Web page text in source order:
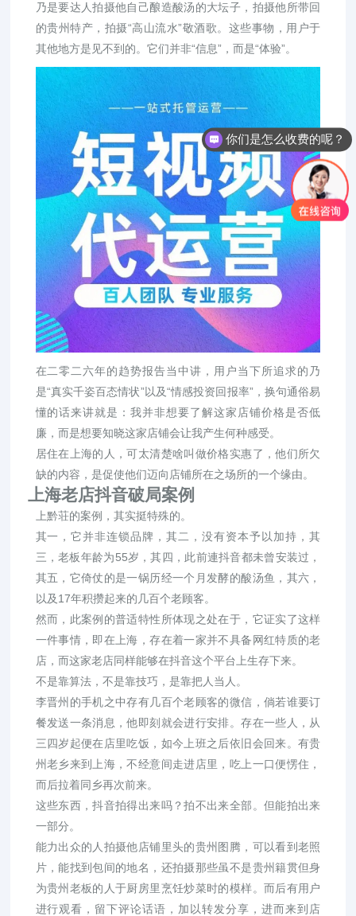
乃是要达人拍摄他自己酿造酸汤的大坛子，拍摄他所带回
的贵州特产，拍摄“高山流水”敬酒歌。这些事物，用户于
其他地方是见不到的。它们并非“信息”，而是“体验”。
在二零二六年的趋势报告当中讲，用户当下所追求的乃
是“真实千姿百态情状”以及“情感投资回报率”，换句通俗易
懂的话来讲就是：我并非想要了解这家店铺价格是否低
廉，而是想要知晓这家店铺会让我产生何种感受。
居住在上海的人，可太清楚啥叫做价格实惠了，他们所欠
缺的内容，是促使他们迈向店铺所在之场所的一个缘由。
上海老店抖音破局案例
上黔荘的案例，其实挺特殊的。
其一，它并非连锁品牌，其二，没有资本予以加持，其
三，老板年龄为55岁，其四，此前連抖音都未曾安装过，
其五，它倚仗的是一锅历经一个月发酵的酸汤鱼，其六，
以及17年积攒起来的几百个老顾客。
然而，此案例的普适特性所体现之处在于，它证实了这样
一件事情，即在上海，存在着一家并不具备网红特质的老
店，而这家老店同样能够在抖音这个平台上生存下来。
不是靠算法，不是靠技巧，是靠把人当人。
李晋州的手机之中存有几百个老顾客的微信，倘若谁要订
餐发送一条消息，他即刻就会进行安排。存在一些人，从
三四岁起便在店里吃饭，如今上班之后依旧会回来。有贵
州老乡来到上海，不经意间走进店里，吃上一口便愣住，
而后拉着同乡再次前来。
这些东西，抖音拍得出来吗？拍不出来全部。但能拍出来
一部分。
能力出众的人拍摄他店铺里头的贵州图腾，可以看到老照
片，能找到包间的地名，还拍摄那些虽不是贵州籍贯但身
为贵州老板的人于厨房里烹饪炒菜时的模样。而后有用户
进行观看，留下评论话语，加以转发分享，进而来到店
你们是怎么收费的呢？